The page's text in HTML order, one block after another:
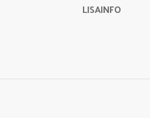
LISAINFO